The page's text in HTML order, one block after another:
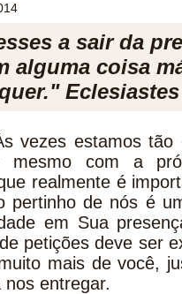
a sair da
alguma coisa
vezes estamos tão
mesmo com a
realmente é
pertinho de nós é
em Sua
petições deve ser
mais de você,
entregar.